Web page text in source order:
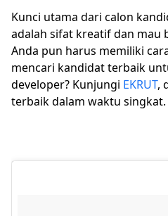
Kunci utama dari calon
adalah sifat kreatif dan mau
Anda pun harus memiliki
mencari kandidat terbaik
developer? Kunjungi EKRUT,
terbaik dalam waktu singkat.